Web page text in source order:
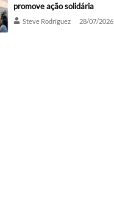
promove ação solidária
Steve Rodríguez 28/07/2026